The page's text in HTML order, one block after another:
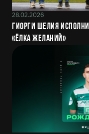
28.02.2026
Гиорги Шелия
«Ёлка желаний»